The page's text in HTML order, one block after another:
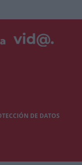
DE DATOS